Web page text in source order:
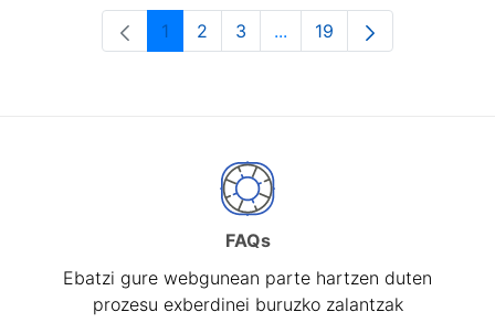
Orrialdea
1 Orrialdea
2 Orrialdea
3 ...Intermediate Pages Use
Orrialdea
19
FAQs
Ebatzi gure webgunean parte hartzen duten
prozesu exberdinei buruzko zalantzak